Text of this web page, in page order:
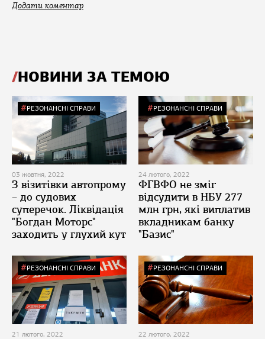
Додати коментар
НОВИНИ ЗА ТЕМОЮ
РЕЗОНАНСНІ СПРАВИ
03 жовтня, 2022
З візитівки автопрому
– до судових
суперечок. Ліквідація
"Богдан Моторс"
заходить у глухий кут
РЕЗОНАНСНІ СПРАВИ
24 лютого, 2022
ФГВФО не зміг
відсудити в НБУ 277
млн грн, які виплатив
вкладникам банку
"Базис"
РЕЗОНАНСНІ СПРАВИ
21 лютого, 2022
РЕЗОНАНСНІ СПРАВИ
22 лютого, 2022